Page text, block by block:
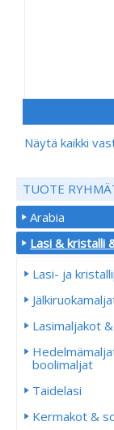
Näytä kaikki
TUOTE
Arabia
Lasi & kristalli
Lasi- ja
Lasimaljakot
boolimaljat
Taidelasi
Kermakot &